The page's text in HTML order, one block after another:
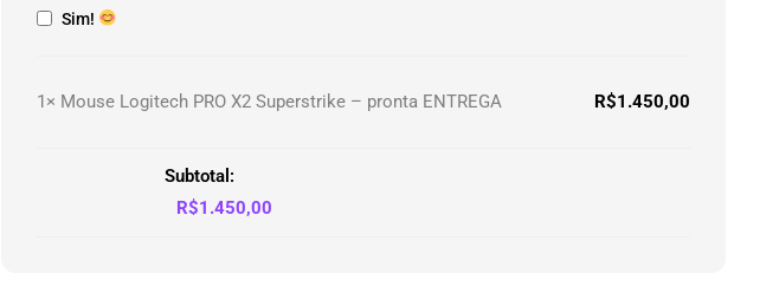
Sim!
1× Mouse Logitech PRO X2 Superstrike – pronta ENTREGA R$1.450,00
Subtotal:
R$1.450,00